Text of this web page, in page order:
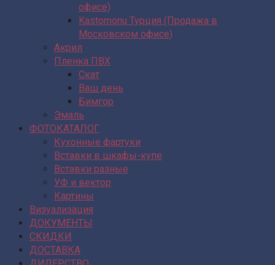
офисе)
Kastomonu Турция (Продажа в
Московском офисе)
Акрил
Пленка ПВХ
Скат
Ваш день
Бимгор
Эмаль
ФОТОКАТАЛОГ
Кухонные фартуки
Вставки в шкафы-купе
Вставки разные
УФ и вектор
Картины
Визуализация
ДОКУМЕНТЫ
СКИДКИ
ДОСТАВКА